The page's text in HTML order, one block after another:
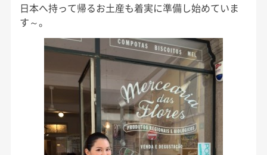
日本へ持って帰るお土産も着実に準備し始めていま
す～。